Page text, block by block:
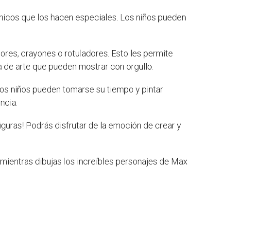
que los hacen especiales. Los niños pueden
crayones o rotuladores. Esto les permite
arte que pueden mostrar con orgullo.
niños pueden tomarse su tiempo y pintar
Podrás disfrutar de la emoción de crear y
dibujas los increíbles personajes de Max